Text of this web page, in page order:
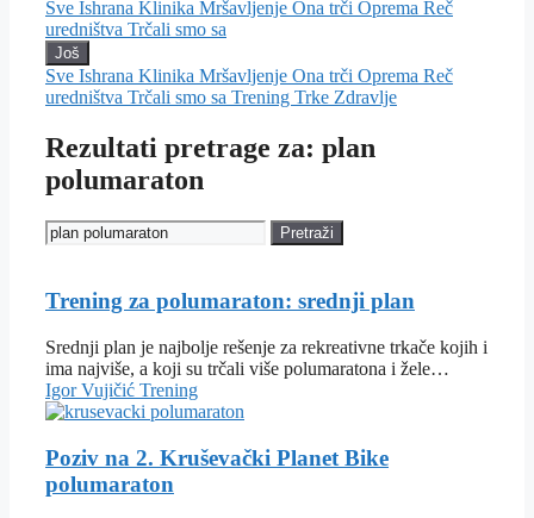
Sve Ishrana Klinika Mršavljenje Ona trči Oprema Reč
uredništva Trčali smo sa
Još
Sve Ishrana Klinika Mršavljenje Ona trči Oprema Reč
uredništva Trčali smo sa Trening Trke Zdravlje
Rezultati pretrage za: plan
polumaraton
Pretraži
Trening za polumaraton: srednji plan
Srednji plan je najbolje rešenje za rekreativne trkače kojih i
ima najviše, a koji su trčali više polumaratona i žele…
Igor Vujičić Trening
Poziv na 2. Kruševački Planet Bike
polumaraton